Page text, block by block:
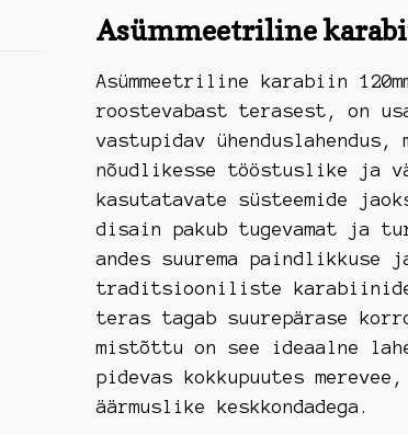
Asümmeetriline
Asümmeetriline karabiin
roostevabast terasest, on
vastupidav
nõudlikesse tööstuslike ja
kasutatavate süsteemide
disain pakub tugevamat ja
andes suurema
traditsiooniliste
teras tagab suurepärase
mistõttu on see ideaalne
pidevas kokkupuutes
äärmuslike keskkondadega.